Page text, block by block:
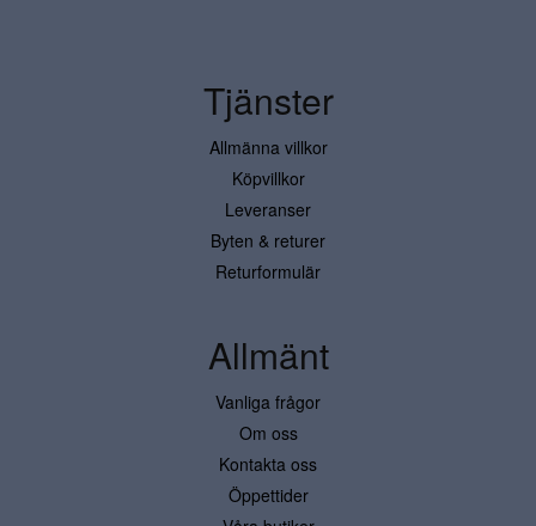
Tjänster
Allmänna villkor
Köpvillkor
Leveranser
Byten & returer
Returformulär
Allmänt
Vanliga frågor
Om oss
Kontakta oss
Öppettider